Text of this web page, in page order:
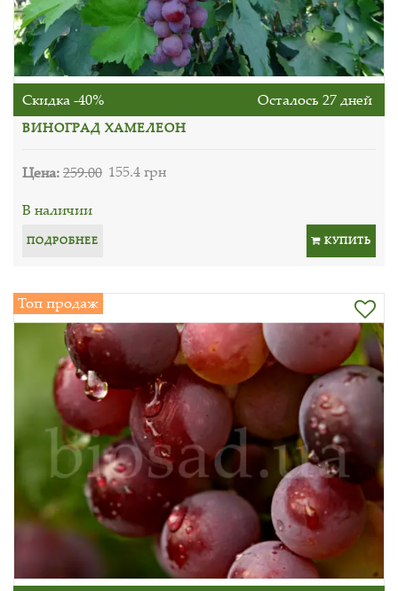
Скидка -40% Осталось 27 дней
ВИНОГРАД ХАМЕЛЕОН
Цена:259.00 155.4 грн
В наличии
ПОДРОБНЕЕ КУПИТЬ
Топ продаж